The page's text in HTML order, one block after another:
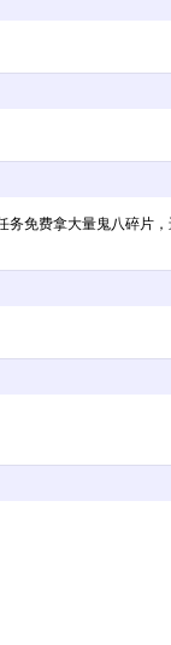
免费拿大量鬼八碎片